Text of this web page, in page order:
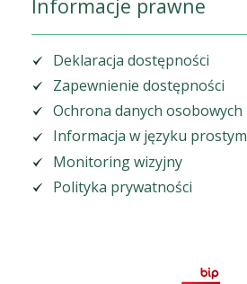
Informacje prawne
Deklaracja dostępności
Zapewnienie dostępności
Ochrona danych osobowych
Informacja w języku prostym
Monitoring wizyjny
Polityka prywatności